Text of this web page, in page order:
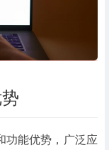
功能优势，广泛应